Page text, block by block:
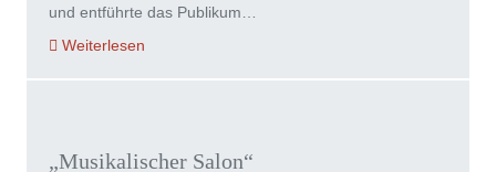
und entführte das Publikum…
Weiterlesen
„Musikalischer Salon“